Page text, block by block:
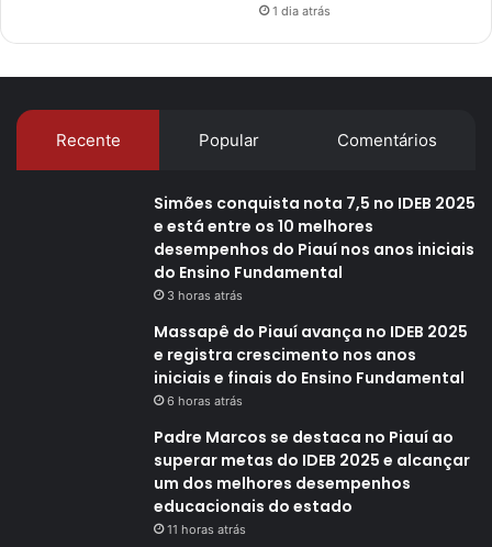
1 dia atrás
Recente Popular Comentários
Simões conquista nota 7,5 no IDEB 2025
e está entre os 10 melhores
desempenhos do Piauí nos anos iniciais
do Ensino Fundamental
3 horas atrás
Massapê do Piauí avança no IDEB 2025
e registra crescimento nos anos
iniciais e finais do Ensino Fundamental
6 horas atrás
Padre Marcos se destaca no Piauí ao
superar metas do IDEB 2025 e alcançar
um dos melhores desempenhos
educacionais do estado
11 horas atrás